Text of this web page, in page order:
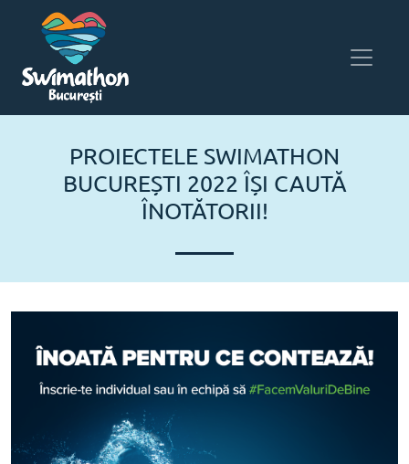
PROIECTELE SWIMATHON
BUCUREȘTI 2022 ÎȘI CAUTĂ
ÎNOTĂTORII!